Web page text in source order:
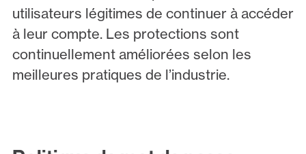
utilisateurs légitimes de continuer à accéder
à leur compte. Les protections sont
continuellement améliorées selon les
meilleures pratiques de l’industrie.